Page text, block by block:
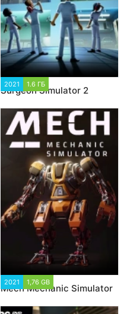
2021 1.6 ГБ
Surgeon Simulator 2
2021 1,76 GB
Mech Mechanic Simulator